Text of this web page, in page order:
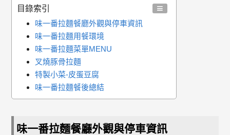
目錄索引
味一番拉麵餐廳外觀與停車資訊
味一番拉麵用餐環境
味一番拉麵菜單MENU
叉燒豚骨拉麵
特製小菜-皮蛋豆腐
味一番拉麵餐後總結
味一番拉麵餐廳外觀與停車資訊